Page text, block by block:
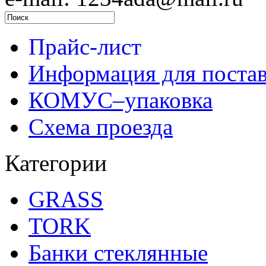
Прайс-лист
Информация для
КОМУС–упаковка
Схема проезда
Категории
GRASS
TORK
Банки стеклянные